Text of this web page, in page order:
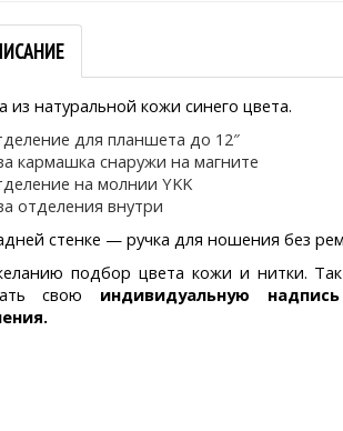
из натуральной кожи синего цвета.
для планшета до 12″
кармашка снаружи на магните
на молнии YKK
отделения внутри
стенке — ручка для ношения без
подбор цвета кожи и нитки.
свою индивидуальную